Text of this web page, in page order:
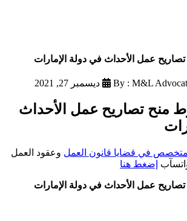
عمل الأحداث في دولة الإمارات
By : M&L ديسمبر 27, 2021
منح تصاريح عمل الأحداث
في قضايا قانون العمل وعقود العمل
إضغط هنا
عمل الأحداث في دولة الإمارات